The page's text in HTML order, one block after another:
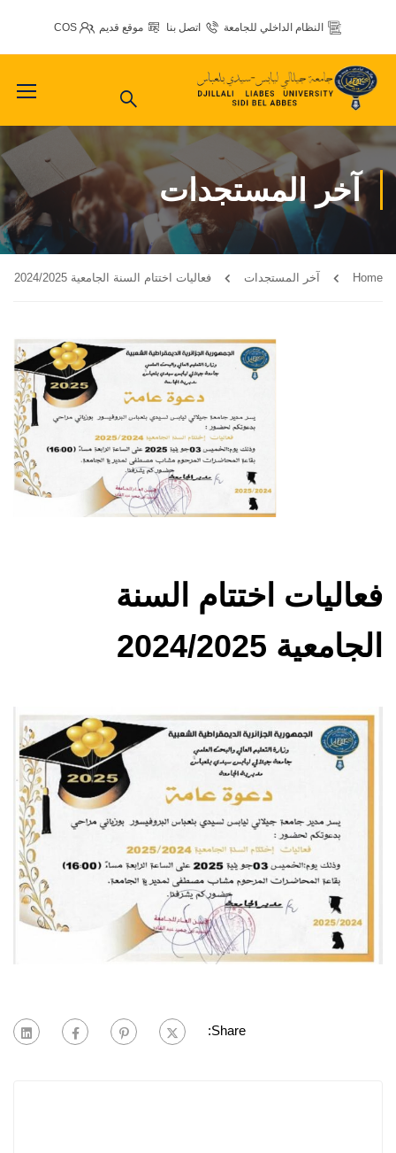
النظام الداخلي للجامعة اتصل بنا موقع قديم COS
آخر المستجدات
Home آخر المستجدات فعاليات اختتام السنة الجامعية 2024/2025
فعاليات اختتام السنة
الجامعية 2024/2025
Share: